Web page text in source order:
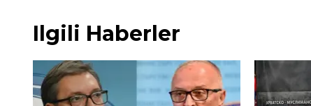
Ilgili Haberler